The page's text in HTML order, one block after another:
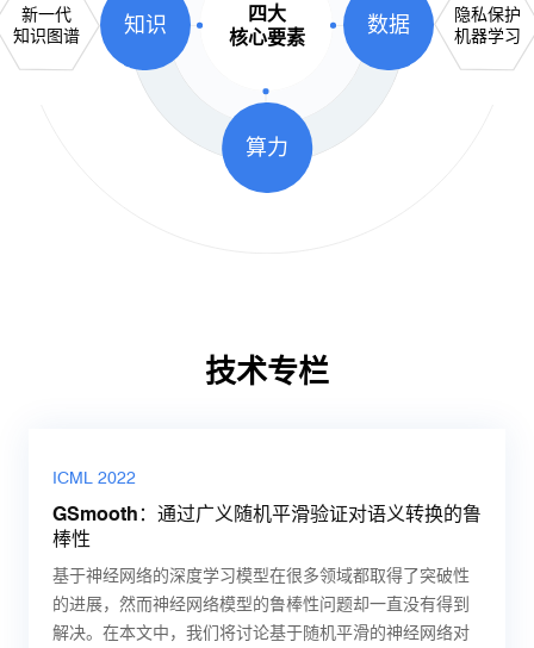
四大
核心要素
数据
算力
知识
新一代
知识图谱
隐私保护
机器学习
技术专栏
机器之心
朱军团队开源基于Transformer的多模态扩散大模
型
清华大学计算机系教授、瑞莱智慧RealAI首席科学家朱军
带领的 TSAIL 团队近期公开的一篇论文《One
Transformer Fits All Distributions in Multi-Modal Diffusion
ICML 2022
GSmooth：通过广义随机平滑验证对语义转换的鲁
棒性
基于神经网络的深度学习模型在很多领域都取得了突破性
的进展，然而神经网络模型的鲁棒性问题却一直没有得到
解决。在本文中，我们将讨论基于随机平滑的神经网络对
ICML 2021
瑞莱智慧组织举办“对抗机器学习”研讨会
2021年7月18至24日，第三十八届国际机器学习年度会议
（Thirty-eighth International Conference on Machine
Learning，ICML 2021）在线上举行。瑞莱智慧联合全球
多所高校研究人员共同举办了以“对抗机器学习”为主题的研
隐私计算专栏
如何设计高效易用的隐私保护计算系统？
上期我们介绍了隐私保护计算如何应用到实际的业务场景
中，实现技术价值到应用价值的转化。本期，邀请到清华
大学计算机系博士王鲲鹏，从系统和框架的层面来讨论如
何设计高效易用的隐私保护计算系统。
隐私计算专栏
技术“门派”众多，你搞清关系了吗？
目前，隐私计算“门派”众多，涉及的技术名词纷繁复杂，如
何厘清其中的关联关系？本期我们继续邀请到密码学专
家、清华大学高等研究院助理研究员郑中翔博士梳理现代
密码学研究领域，以及通用/专用多方安全计算技术路线。
《中国科学》
迈向第三代人工智能
清华大学人工智能研究院院长、中国科学院院士张钹教授
在“纪念《中国科学》创刊70周年专刊”上发表署名文章，
首次全面阐述第三代人工智能的理念，提出第三代人工智
能的发展路径是融合第一代的知识驱动和第二代的数据驱
CVPR 2019
朱军团队提出一种对人脸识别系统基于决策的黑盒
攻击方法——演化攻击
作为最重要的计算机视觉任务之一，人脸识别技术（Facial
recognition）基于深度神经网络（CNN）提取人脸特征来
实现。